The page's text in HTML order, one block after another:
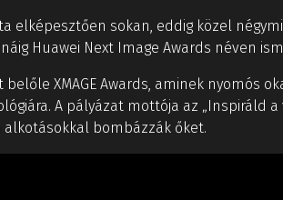
elképesztően sokan, eddig közel
Huawei Next Image Awards néven
belőle XMAGE Awards, aminek nyomós
A pályázat mottója az „Inspiráld
bombázzák őket.